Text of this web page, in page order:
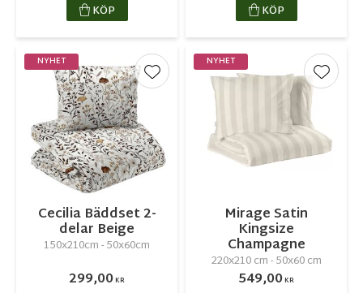
KÖP KÖP
Cecilia Bäddset 2-
delar Beige
150x210cm - 50x60cm
299,00KR
NYHET
Lägg till i favoriter
Mirage Satin
Kingsize
Champagne
220x210 cm - 50x60 cm
549,00KR
NYHET
Lägg